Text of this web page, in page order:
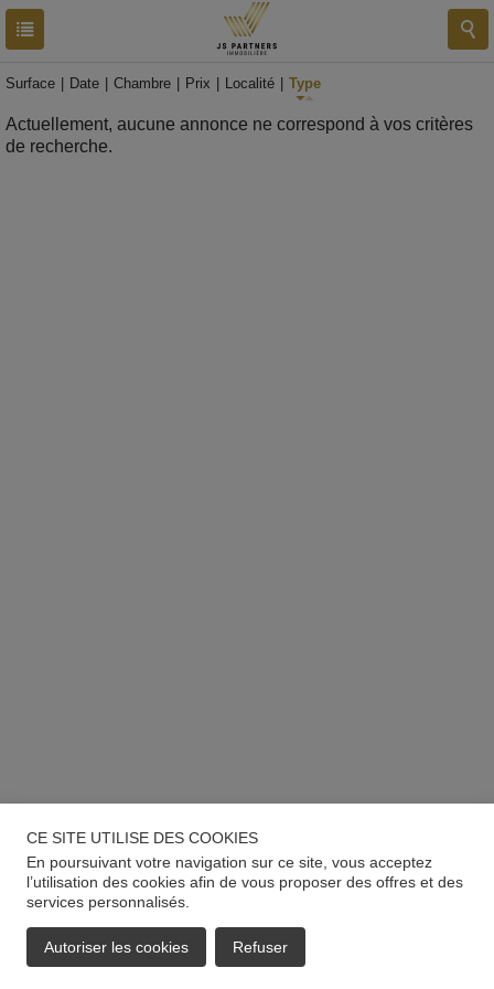
RESULTATS
Surface
Date Chambre Prix Localité Type
Actuellement, aucune annonce ne correspond à vos critères
de recherche.
CE SITE UTILISE DES COOKIES
En poursuivant votre navigation sur ce site, vous acceptez
l’utilisation des cookies afin de vous proposer des offres et des
services personnalisés.
Autoriser les cookies Refuser